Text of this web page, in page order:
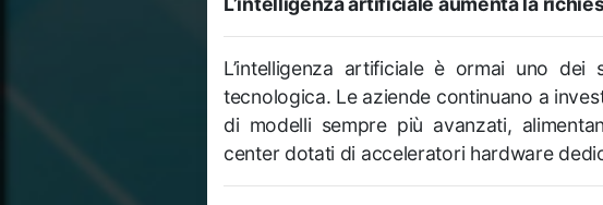
L’intelligenza artificiale è ormai uno dei
tecnologica. Le aziende continuano a
di modelli sempre più avanzati,
center dotati di acceleratori hardware